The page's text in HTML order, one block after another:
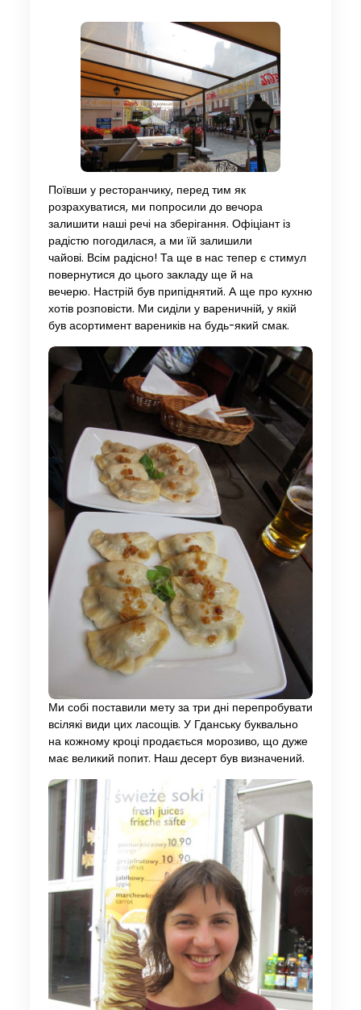
Поївши у ресторанчику, перед тим як
розрахуватися, ми попросили до вечора
залишити наші речі на зберігання. Офіціант із
радістю погодилася, а ми їй залишили
чайові. Всім радісно! Та ще в нас тепер є стимул
повернутися до цього закладу ще й на
вечерю. Настрій був припіднятий. А ще про кухню
хотів розповісти. Ми сиділи у вареничній, у якій
був асортимент вареників на будь-який смак.
Ми собі поставили мету за три дні перепробувати
всілякі види цих ласощів. У Гданську буквально
на кожному кроці продається морозиво, що дуже
має великий попит. Наш десерт був визначений.